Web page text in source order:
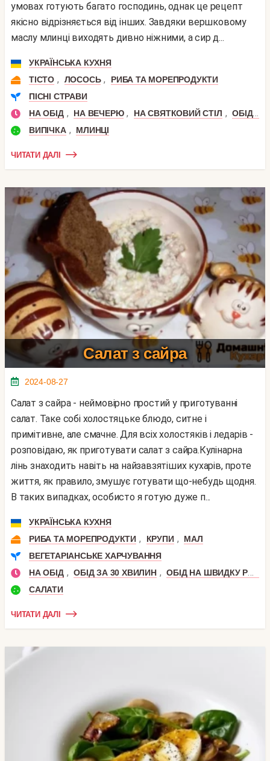
умовах готують багато господинь, однак це рецепт
якісно відрізняється від інших. Завдяки вершковому
маслу млинці виходять дивно ніжними, а сир д...
УКРАЇНСЬКА КУХНЯ
ТІСТО , ЛОСОСЬ ,
РИБА ТА МОРЕПРОДУКТИ
ПІСНІ СТРАВИ
НА ОБІД , НА ВЕЧЕРЮ , НА СВЯТКОВИЙ СТІЛ , ОБІД ЗА 30 ХВИЛИН
ВИПІЧКА , МЛИНЦІ
ЧИТАТИ ДАЛІ
Салат з сайра
2024-08-27
Салат з сайра - неймовірно простий у приготуванні
салат. Таке собі холостяцьке блюдо, ситне і
примітивне, але смачне. Для всіх холостяків і ледарів -
розповідаю, як приготувати салат з сайра.Кулінарна
лінь знаходить навіть на найзавзятіших кухарів, проте
життя, як правило, змушує готувати що-небудь щодня.
В таких випадках, особисто я готую дуже п...
УКРАЇНСЬКА КУХНЯ
РИБА ТА МОРЕПРОДУКТИ , КРУПИ ,
МАЛ
ВЕГЕТАРІАНСЬКЕ ХАРЧУВАННЯ
НА ОБІД , ОБІД ЗА 30 ХВИЛИН , ОБІД НА ШВИДКУ РУКУ
САЛАТИ
ЧИТАТИ ДАЛІ